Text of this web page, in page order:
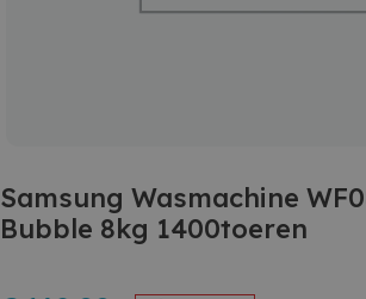
Samsung Wasmachine
Bubble 8kg 1400toeren